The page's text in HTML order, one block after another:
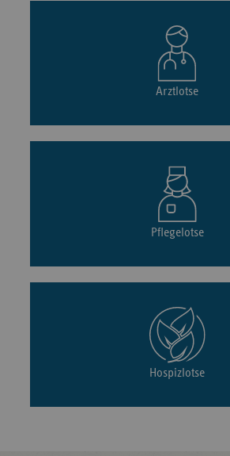
Arztlotse
Pflegelotse
Hospizlotse